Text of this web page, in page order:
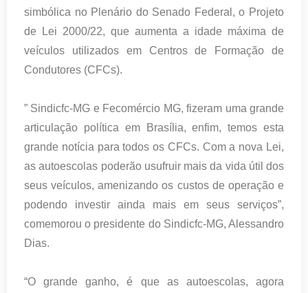
simbólica no Plenário do Senado Federal, o Projeto
de Lei 2000/22, que aumenta a idade máxima de
veículos utilizados em Centros de Formação de
Condutores (CFCs).
” Sindicfc-MG e Fecomércio MG, fizeram uma grande
articulação política em Brasília, enfim, temos esta
grande notícia para todos os CFCs. Com a nova Lei,
as autoescolas poderão usufruir mais da vida útil dos
seus veículos, amenizando os custos de operação e
podendo investir ainda mais em seus serviços”,
comemorou o presidente do Sindicfc-MG, Alessandro
Dias.
“O grande ganho, é que as autoescolas, agora